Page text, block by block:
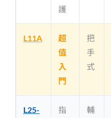
護
L11A
超
值
入
門
把
手
式
L25-
指
輔